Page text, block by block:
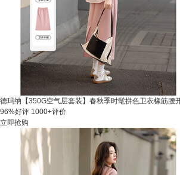
德玛纳【350G空气层套装】春秋季时髦拼色卫衣橡筋腰
96%好评 1000+评价
立即抢购